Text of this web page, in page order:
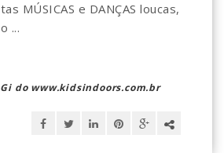
MÚSICAS e DANÇAS loucas,
...
do www.kidsindoors.com.br